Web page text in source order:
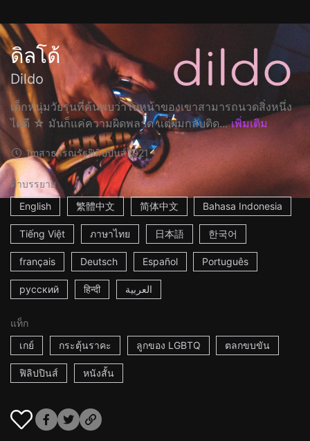
ดิลโด้
Dildo
เด็กหนุ่มวัยรุ่นที่ค้นพบว่าใบหน้าของเขาสามารถนวดสิ่งหนึ่ง
ได้ดี ☆ มันก็แค่ความผิดพลาด แต่ผมกลับติด... เพิ่มเติม
1mสาธารณรัฐฟิลิปปินส์2021
คำบรรยาย
English
繁體中文 简体中文 Bahasa Indonesia
Tiếng Việt ภาษาไทย 日本語 한국어
français Deutsch Español Português
русский हिन्दी العربية
แท็ก
เกย์
กระตุ้นราคะ ลูกของ LGBTQ ตลกขบขัน
ฟิลิปปินส์ หนังสั้น